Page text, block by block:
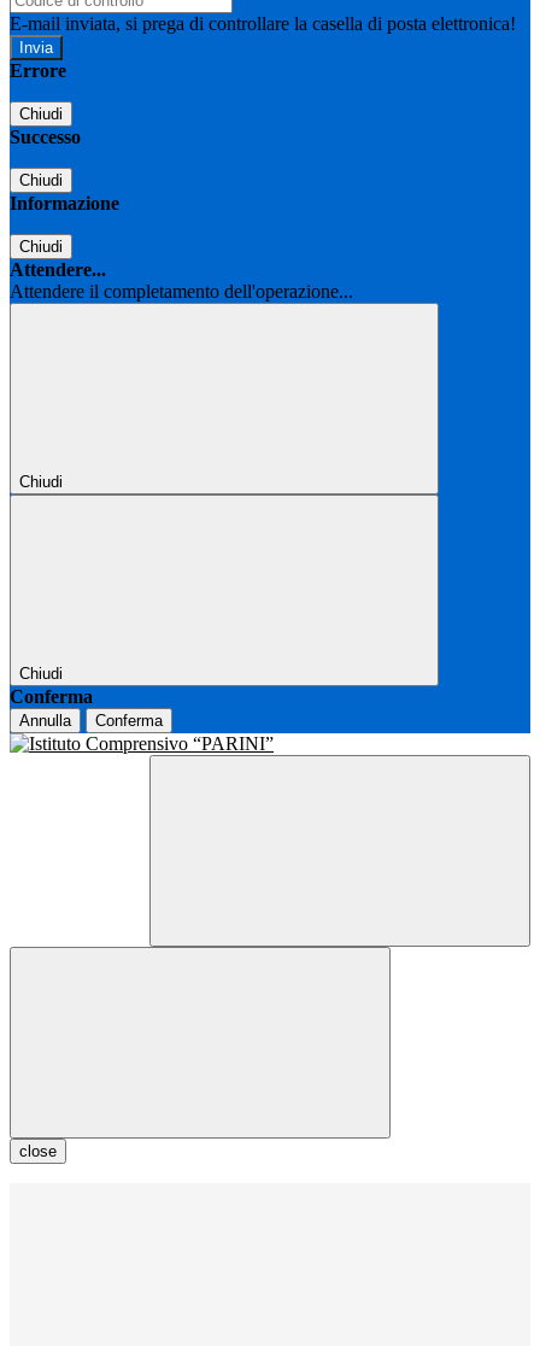
E-mail inviata, si prega di controllare la casella di posta elettronica!
Errore
Chiudi
Successo
Chiudi
Informazione
Chiudi
Attendere...
Attendere il completamento dell'operazione...
Chiudi
Chiudi
Conferma
Annulla Conferma
close